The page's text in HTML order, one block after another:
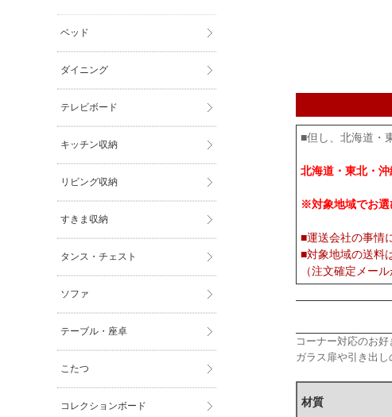
■但し、北海道・
北海道・東北・
※対象地域でお選
■運送会社の事情
■対象地域の送料
（注文確定メー
コーナー対応のお
ガラス扉や引き出し
材質
ベッド
ダイニング
テレビボード
キッチン収納
リビング収納
すきま収納
タンス・チェスト
ソファ
テーブル・座卓
こたつ
コレクションボード